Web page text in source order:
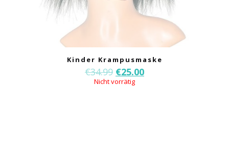
Kinder Krampusmaske
€34.99 €25.00
Nicht vorrätig